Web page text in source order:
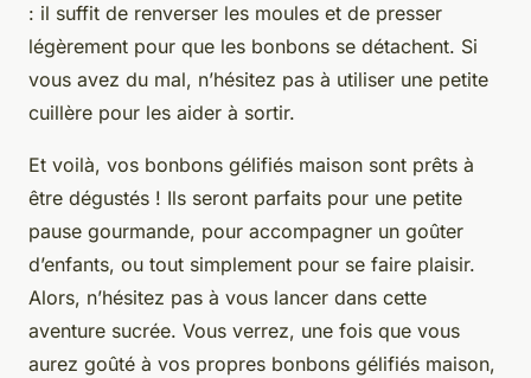
: il suffit de renverser les moules et de presser
légèrement pour que les bonbons se détachent. Si
vous avez du mal, n’hésitez pas à utiliser une petite
cuillère pour les aider à sortir.
Et voilà, vos bonbons gélifiés maison sont prêts à
être dégustés ! Ils seront parfaits pour une petite
pause gourmande, pour accompagner un goûter
d’enfants, ou tout simplement pour se faire plaisir.
Alors, n’hésitez pas à vous lancer dans cette
aventure sucrée. Vous verrez, une fois que vous
aurez goûté à vos propres bonbons gélifiés maison,